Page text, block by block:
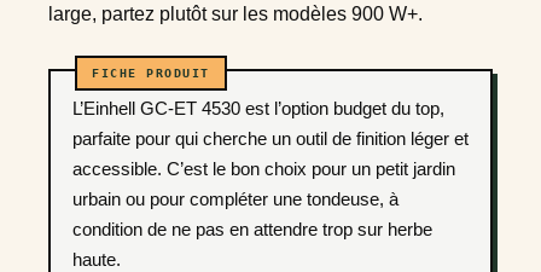
large, partez plutôt sur les modèles 900 W+.
L’Einhell GC-ET 4530 est l’option budget du top,
parfaite pour qui cherche un outil de finition léger et
accessible. C’est le bon choix pour un petit jardin
urbain ou pour compléter une tondeuse, à
condition de ne pas en attendre trop sur herbe
haute.